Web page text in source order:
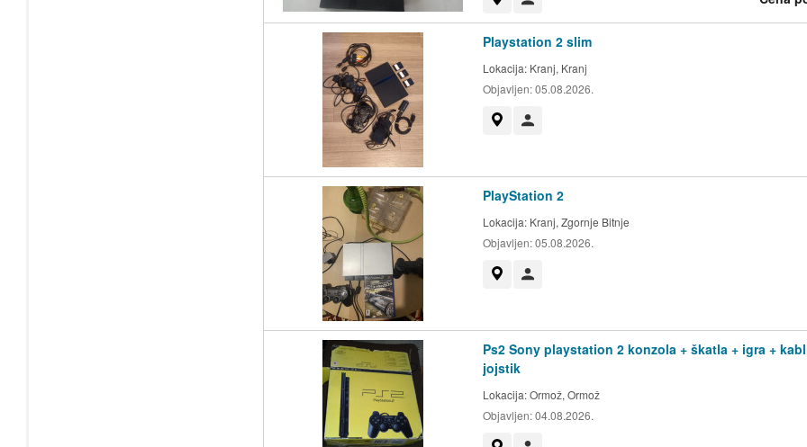
Playstation 2 slim
Lokacija: Kranj, Kranj
Objavljen:05.08.2026.
PlayStation 2
Lokacija: Kranj, Zgornje Bitnje
Objavljen:05.08.2026.
Ps2 Sony playstation 2 konzola + škatla + igra +
jojstik
Lokacija:Ormož, Ormož
Objavljen:04.08.2026.